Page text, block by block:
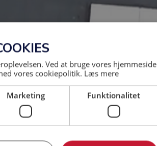
Ved at bruge vores hjemmeside
vores cookiepolitik. Læs mere
Marketing Funktionalitet